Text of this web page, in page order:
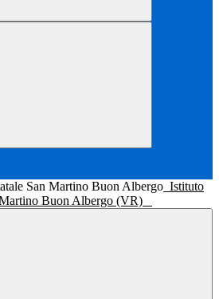
Istituto
Buon Albergo (VR)